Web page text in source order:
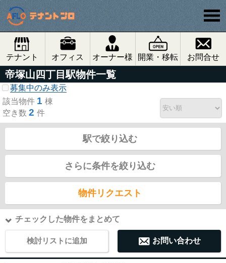
テナント オフィス オーナー様 開業・移転 お問合せ
帝塚山四丁目駅物件一覧
募集中のみ表示
該当物件 1 棟
空き数 2 件
駅で絞り込む
さらに条件を絞り込む
物件リクエスト
チェックした物件をまとめて
検討リストに追加 お問い合わせ